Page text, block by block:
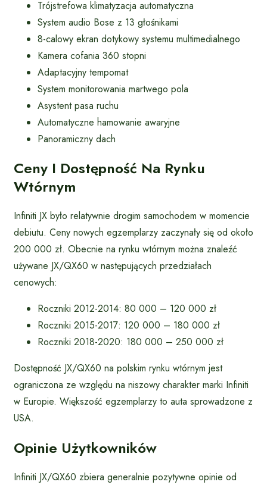
Trójstrefowa klimatyzacja automatyczna
System audio Bose z 13 głośnikami
8-calowy ekran dotykowy systemu multimedialnego
Kamera cofania 360 stopni
Adaptacyjny tempomat
System monitorowania martwego pola
Asystent pasa ruchu
Automatyczne hamowanie awaryjne
Panoramiczny dach
Ceny I Dostępność Na Rynku
Wtórnym
Infiniti JX było relatywnie drogim samochodem w momencie
debiutu. Ceny nowych egzemplarzy zaczynały się od około
200 000 zł. Obecnie na rynku wtórnym można znaleźć
używane JX/QX60 w następujących przedziałach
cenowych:
Roczniki 2012-2014: 80 000 – 120 000 zł
Roczniki 2015-2017: 120 000 – 180 000 zł
Roczniki 2018-2020: 180 000 – 250 000 zł
Dostępność JX/QX60 na polskim rynku wtórnym jest
ograniczona ze względu na niszowy charakter marki Infiniti
w Europie. Większość egzemplarzy to auta sprowadzone z
USA.
Opinie Użytkowników
Infiniti JX/QX60 zbiera generalnie pozytywne opinie od